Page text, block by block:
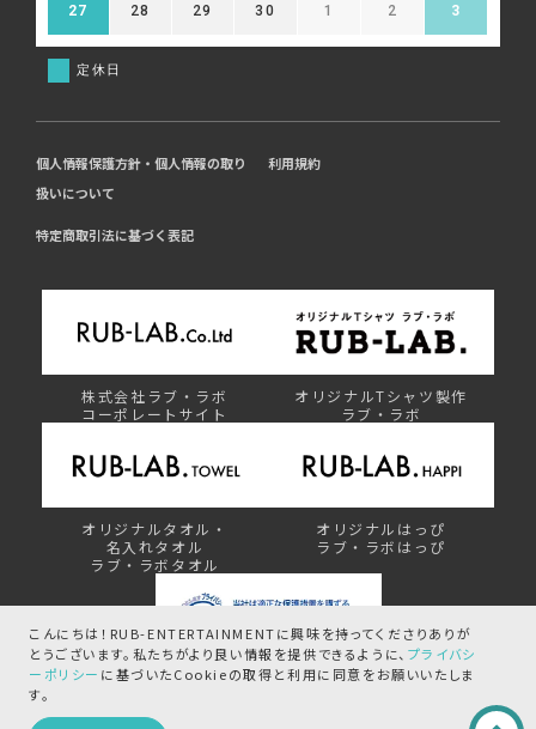
こんにちは！RUB-ENTERTAINMENTに興味を持ってくださりありが
とうございます。 私たちがより良い情報を提供できるように、 プライバシ
ーポリシー に基づいたCookieの取得と利用に同意をお願いいたしま
す。
27 28 29 30 1 2 3
定休日
個人情報保護方針・個人情報の取り
扱いについて
利用規約
特定商取引法に基づく表記
株式会社ラブ・ラボ
コーポレートサイト
オリジナルTシャツ製作
ラブ・ラボ
オリジナルタオル・
名入れタオル
ラブ・ラボタオル
オリジナルはっぴ
ラブ・ラボはっぴ
プライバシーマーク制度